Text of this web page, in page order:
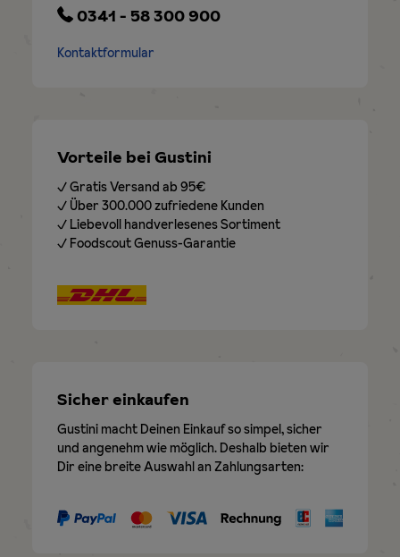
0341 - 58 300 900
Kontaktformular
Vorteile bei Gustini
✓ Gratis Versand ab 95€
✓ Über 300.000 zufriedene Kunden
✓ Liebevoll handverlesenes Sortiment
✓ Foodscout Genuss-Garantie
Sicher einkaufen
Gustini macht Deinen Einkauf so simpel, sicher
und angenehm wie möglich. Deshalb bieten wir
Dir eine breite Auswahl an Zahlungsarten: